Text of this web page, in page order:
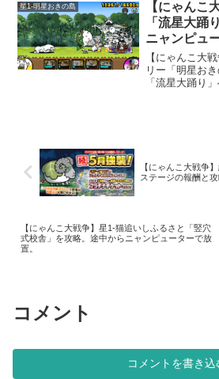
星1-明星おきの島
【にゃんこ
「流星大踊
ニャンピュ
【にゃんこ大
リー「明星お
「流星大踊り
【にゃんこ大戦争
ステージの報酬と攻
【にゃんこ大戦争】星1-猫追いしふるさと「竪穴
式校舎」を攻略。途中からニャンピューターで放
置。
コメント
コメントを書き込